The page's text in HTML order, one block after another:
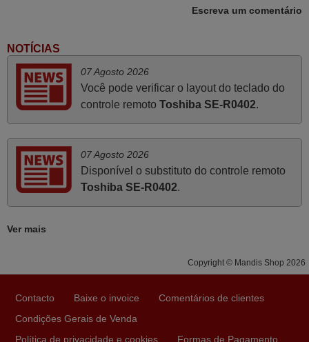
Setembro 2022
Abril 2021
excelente.
Irene,
encomenda e pagamento. 5 Estrelas.
PORTUGAL
Escreva um comentário
NOTÍCIAS
07 Agosto 2026
Você pode verificar o layout do teclado do
controle remoto Toshiba SE-R0402.
07 Agosto 2026
Disponível o substituto do controle remoto
Toshiba SE-R0402.
Ver mais
Copyright © Mandis Shop 2026
Contacto Baixe o invoice
Comentários de clientes
Condições Gerais de Venda
Política de privacidade e cookies
Formas de Pagamento